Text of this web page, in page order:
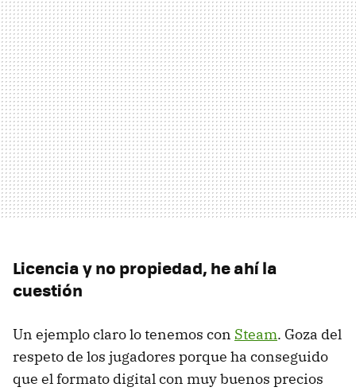
Licencia y no propiedad, he ahí la
cuestión
Un ejemplo claro lo tenemos con Steam. Goza del
respeto de los jugadores porque ha conseguido
que el formato digital con muy buenos precios